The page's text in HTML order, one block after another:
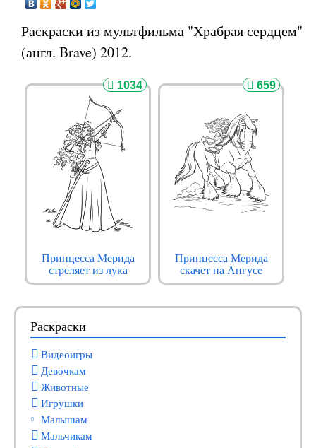
Раскраски
Видеоигры
Девочкам
Животные
Игрушки
Малышам
Мальчикам
Раскраски из мультфильма "Храбрая сердцем"
(англ. Brave) 2012.
1034
Принцесса Мерида
стреляет из лука
659
Принцесса Мерида
скачет на Ангусе